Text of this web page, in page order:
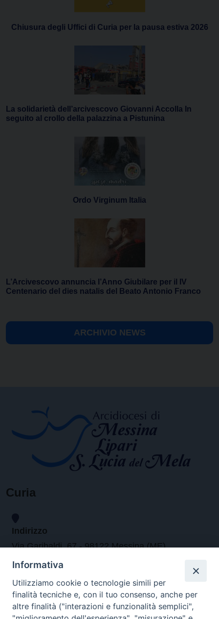
Chiusura degli Uffici di Curia per la pausa estiva 2026
La solidarietà dell’arcivescovo Giovanni Accolla In
seguito al crollo della palazzina a Pistunina
Ordo Virginum Italia
L’Arcivescovo annuncia l’Anno Giubilare per il IV
Centenario del dies natalis del Beato Antonio Franco
ARCHIVIO NEWS
Curia
Indirizzo
Via Garibaldi, 67 - 98122 Messina (ME)
Orari
da lunedi al venerdi dalle ore 9.30 alle 12.30
Informativa
Utilizziamo cookie o tecnologie simili per
finalità tecniche e, con il tuo consenso, anche per
altre finalità ("interazioni e funzionalità semplici",